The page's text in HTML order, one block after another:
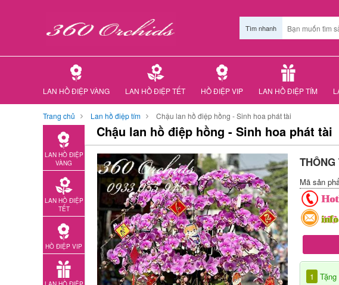
Tìm nhanh
LAN HỒ ĐIỆP VÀNG LAN HỒ ĐIỆP TẾT HỒ ĐIỆP VIP LAN HỒ ĐIỆP TÍM
Trang chủ Lan hồ điệp tím Chậu lan hồ điệp hồng - Sinh hoa phát tài
LAN HỒ ĐIỆP
VÀNG
LAN HỒ ĐIỆP
TẾT
HỒ ĐIỆP VIP
Chậu lan hồ điệp hồng - Sinh hoa phát tài
Mã sản
303
1